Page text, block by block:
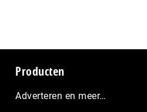
Producten
Adverteren en meer…